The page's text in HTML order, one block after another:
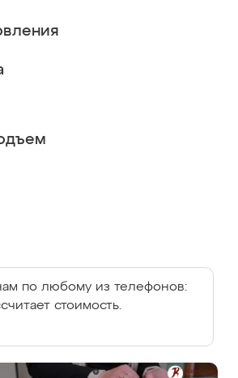
по любому из телефонов:
стоимость.